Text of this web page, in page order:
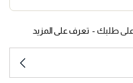
تعرف على المزيد